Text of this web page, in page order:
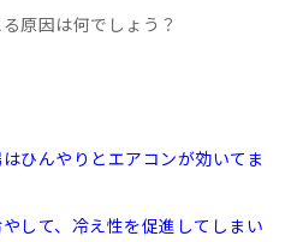
原因は何でしょう？
ひんやりとエアコンが効いてま
して、冷え性を促進してしまい